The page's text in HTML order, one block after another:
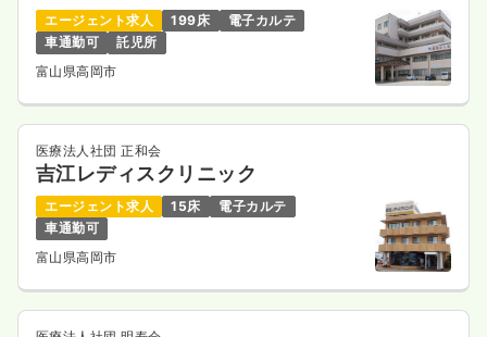
エージェント求人 199床
電子カルテ
車通勤可
託児所
富山県高岡市
医療法人社団 正和会
吉江レディスクリニック
エージェント求人 15床
電子カルテ
車通勤可
富山県高岡市